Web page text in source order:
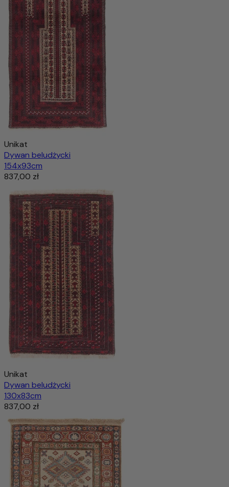
Dodaj do koszyka
Unikat
Dywan beludżycki
154x93cm
837,00 zł
Unikat
Dywan beludżycki
130x83cm
837,00 zł